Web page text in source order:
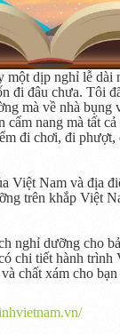
dịp nghỉ lễ dài
đi đâu chưa. Tôi
mà về nhà
nang mà tất
đi chơi, đi
Việt Nam và địa
trên khắp Việt
nghỉ dưỡng cho
chi tiết hành
chất xám cho